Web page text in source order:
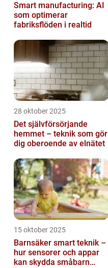
Smart manufacturing: AI
som optimerar
fabriksflöden i realtid
28 oktober 2025
Det självförsörjande
hemmet – teknik som gör
dig oberoende av elnätet
15 oktober 2025
Barnsäker smart teknik –
hur sensorer och appar
kan skydda småbarn